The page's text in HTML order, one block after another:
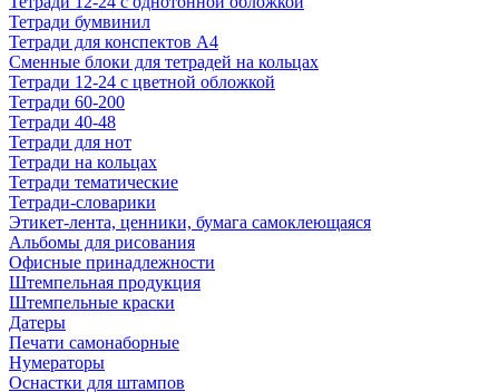
Тетради бумвинил
Тетради для конспектов А4
Сменные блоки для тетрадей на кольцах
Тетради 12-24 с цветной обложкой
Тетради 60-200
Тетради 40-48
Тетради для нот
Тетради на кольцах
Тетради тематические
Тетради-словарики
Этикет-лента, ценники, бумага самоклеющаяся
Альбомы для рисования
Офисные принадлежности
Штемпельная продукция
Штемпельные краски
Датеры
Печати самонаборные
Нумераторы
Оснастки для штампов